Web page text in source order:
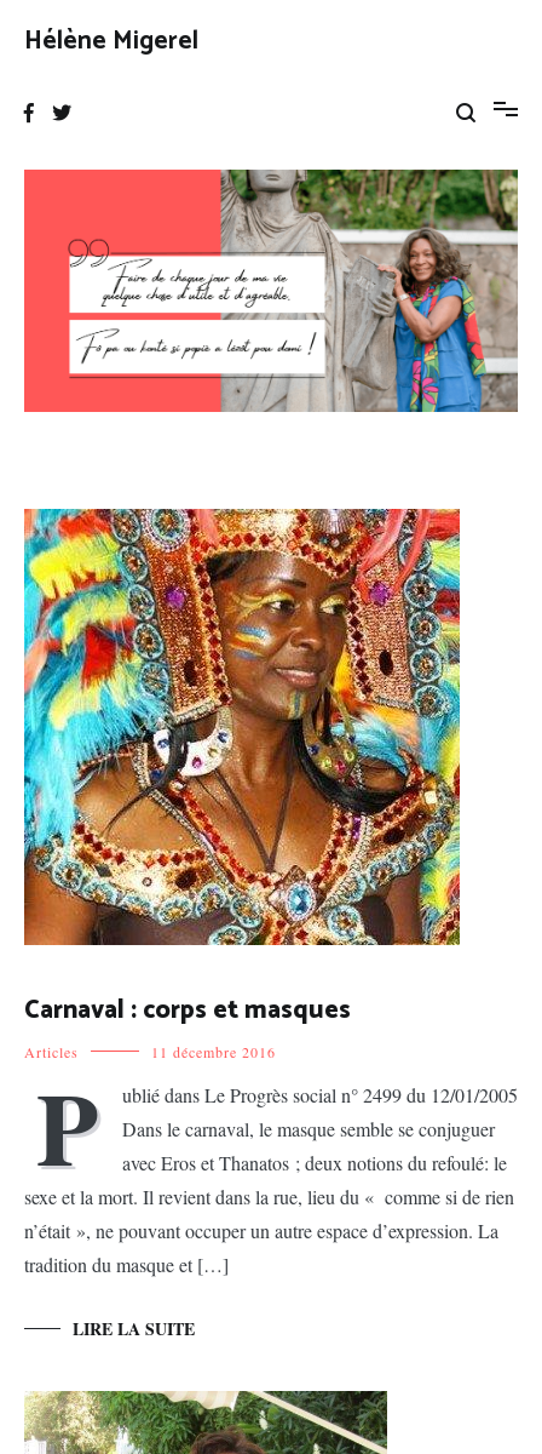
Hélène Migerel
Carnaval : corps et masques
Articles 11 décembre 2016
P
ublié dans Le Progrès social n° 2499 du 12/01/2005
Dans le carnaval, le masque semble se conjuguer
avec Eros et Thanatos ; deux notions du refoulé: le
sexe et la mort. Il revient dans la rue, lieu du « comme si de rien
n’était », ne pouvant occuper un autre espace d’expression. La
tradition du masque et […]
LIRE LA SUITE